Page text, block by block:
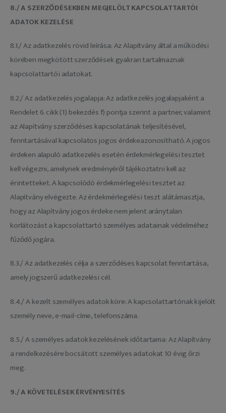
8./ A SZERZŐDÉSEKBEN MEGJELÖLT KAPCSOLATTARTÓI
ADATOK KEZELÉSE
8.1./ Az adatkezelés rövid leírása: Az Alapítvány által a működési
körében megkötött szerződések gyakran tartalmaznak
kapcsolattartói adatokat.
8.2./ Az adatkezelés jogalapja: Az adatkezelés jogalapjaként a
Rendelet 6. cikk (1) bekezdés f) pontja szerint a partner, valamint
az Alapítvány szerződéses kapcsolatának teljesítésével,
fenntartásával kapcsolatos jogos érdekeazonosítható. A jogos
érdeken alapuló adatkezelés esetén érdekmérlegelési tesztet
kell végezni, amelynek eredményéről tájékoztatni kell az
érintetteket. A kapcsolódó érdekmérlegelési tesztet az
Alapítvány elvégezte. Az érdekmérlegelési teszt alátámasztja,
hogy az Alapítvány jogos érdeke nem jelent aránytalan
korlátozást a kapcsolattartó személyes adatainak védelméhez
fűződő jogára.
8.3./ Az adatkezelés célja a szerződéses kapcsolat fenntartása,
amely jogszerű adatkezelési cél.
8.4./ A kezelt személyes adatok köre: A kapcsolattartónak kijelölt
személy neve, e-mail-címe, telefonszáma.
8.5./ A személyes adatok kezelésének időtartama: Az Alapítvány
a rendelkezésére bocsátott személyes adatokat 10 évig őrzi
meg.
9./ A KÖVETELÉSEK ÉRVÉNYESÍTÉS